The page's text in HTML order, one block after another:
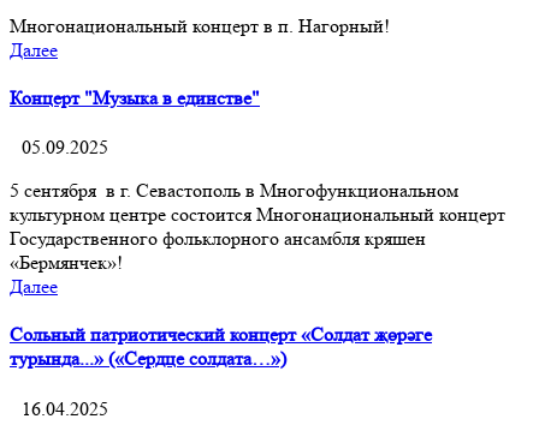
Многонациональный концерт в п. Нагорный!
Далее
Концерт "Музыка в единстве"
05.09.2025
5 сентября в г. Севастополь в Многофункциональном
культурном центре состоится Многонациональный концерт
Государственного фольклорного ансамбля кряшен
«Бермянчек»!
Далее
Сольный патриотический концерт «Солдат җөрәге
турында...» («Сердце солдата…»)
16.04.2025